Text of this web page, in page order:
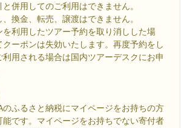
と併用してのご利用はできません。
、換金、転売、譲渡はできません。
を利用したツアー予約を取り消しした場
ーポンは失効いたします。再度予約をし
利用される場合は国内ツアーデスクにお申
のふるさと納税にマイページをお持ちの方
能です。マイページをお持ちでない寄付者